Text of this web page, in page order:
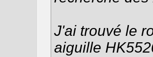
J'ai trouvé le
aiguille